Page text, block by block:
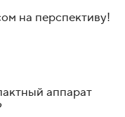
на перспективу!
аппарат